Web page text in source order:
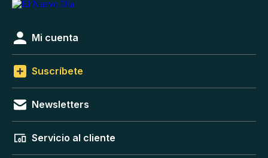
Mi cuenta
Suscríbete
Newsletters
Servicio al cliente